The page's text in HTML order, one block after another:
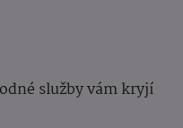
služby vám kryjí